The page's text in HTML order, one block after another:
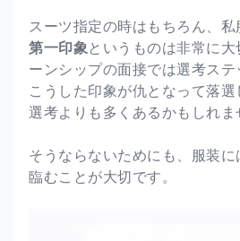
スーツ指定の時はもちろん、
第一印象というものは非常に
ーンシップの面接では選考ステ
こうした印象が仇となって落
選考よりも多くあるかもしれま
そうならないためにも、服装
臨むことが大切です。